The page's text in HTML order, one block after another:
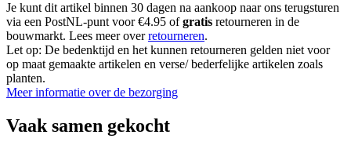
Je kunt dit artikel binnen 30 dagen na aankoop naar ons terugsturen
via een PostNL-punt voor €4.95 ofgratis retourneren in de
bouwmarkt. Lees meer overretourneren.
Let op: De bedenktijd en het kunnen retourneren gelden niet voor
op maat gemaakte artikelen en verse/ bederfelijke artikelen zoals
planten.
Meer informatie over de bezorging
Vaak samen gekocht